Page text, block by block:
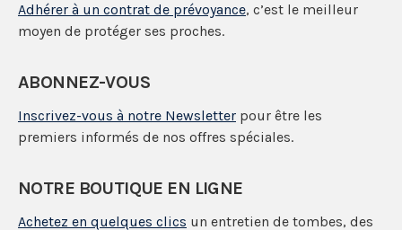
Adhérer à un contrat de prévoyance, c’est le meilleur
moyen de protéger ses proches.
ABONNEZ-VOUS
Inscrivez-vous à notre Newsletter pour être les
premiers informés de nos offres spéciales.
NOTRE BOUTIQUE EN LIGNE
Achetez en quelques clics un entretien de tombes, des